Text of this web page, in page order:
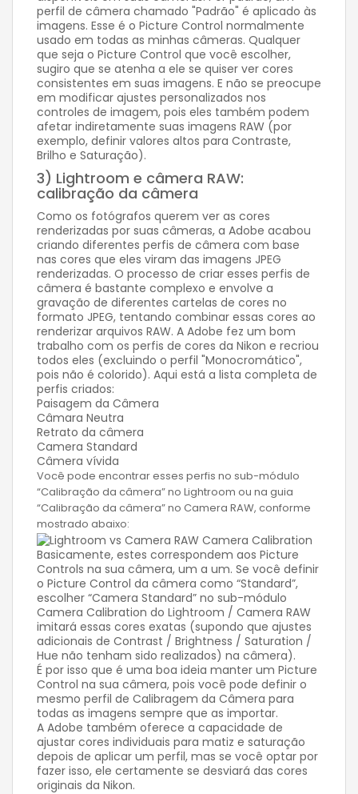
perfil de câmera chamado "Padrão" é aplicado às
imagens. Esse é o Picture Control normalmente
usado em todas as minhas câmeras. Qualquer
que seja o Picture Control que você escolher,
sugiro que se atenha a ele se quiser ver cores
consistentes em suas imagens. E não se preocupe
em modificar ajustes personalizados nos
controles de imagem, pois eles também podem
afetar indiretamente suas imagens RAW (por
exemplo, definir valores altos para Contraste,
Brilho e Saturação).
3) Lightroom e câmera RAW:
calibração da câmera
Como os fotógrafos querem ver as cores
renderizadas por suas câmeras, a Adobe acabou
criando diferentes perfis de câmera com base
nas cores que eles viram das imagens JPEG
renderizadas. O processo de criar esses perfis de
câmera é bastante complexo e envolve a
gravação de diferentes cartelas de cores no
formato JPEG, tentando combinar essas cores ao
renderizar arquivos RAW. A Adobe fez um bom
trabalho com os perfis de cores da Nikon e recriou
todos eles (excluindo o perfil "Monocromático",
pois não é colorido). Aqui está a lista completa de
perfis criados:
Paisagem da Câmera
Câmara Neutra
Retrato da câmera
Camera Standard
Câmera vívida
Você pode encontrar esses perfis no sub-módulo
“Calibração da câmera” no Lightroom ou na guia
“Calibração da câmera” no Camera RAW, conforme
mostrado abaixo:
Basicamente, estes correspondem aos Picture
Controls na sua câmera, um a um. Se você definir
o Picture Control da câmera como “Standard”,
escolher “Camera Standard” no sub-módulo
Camera Calibration do Lightroom / Camera RAW
imitará essas cores exatas (supondo que ajustes
adicionais de Contrast / Brightness / Saturation /
Hue não tenham sido realizados) na câmera).
É por isso que é uma boa ideia manter um Picture
Control na sua câmera, pois você pode definir o
mesmo perfil de Calibragem da Câmera para
todas as imagens sempre que as importar.
A Adobe também oferece a capacidade de
ajustar cores individuais para matiz e saturação
depois de aplicar um perfil, mas se você optar por
fazer isso, ele certamente se desviará das cores
originais da Nikon.